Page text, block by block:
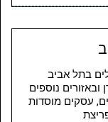
בתל אביב
נוספים
עסקים מוסדות